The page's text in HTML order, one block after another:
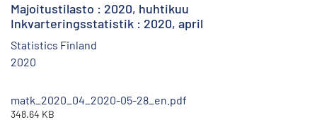
Majoitustilasto : 2020, huhtikuu
Inkvarteringsstatistik : 2020, april
Statistics Finland
2020
matk_2020_04_2020-05-28_en.pdf
348.64 KB